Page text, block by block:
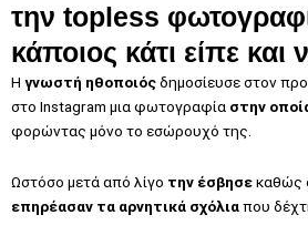
την topless
κάποιος κάτι είπε και
Η γνωστή ηθοποιόςδημοσίευσε στον
στο Instagram μια φωτογραφία στην
φορώντας μόνο το εσώρουχό της.
Ωστόσο μετά από λίγο την έσβησεκαθώς
επηρέασαν τα αρνητικά σχόλιαπου